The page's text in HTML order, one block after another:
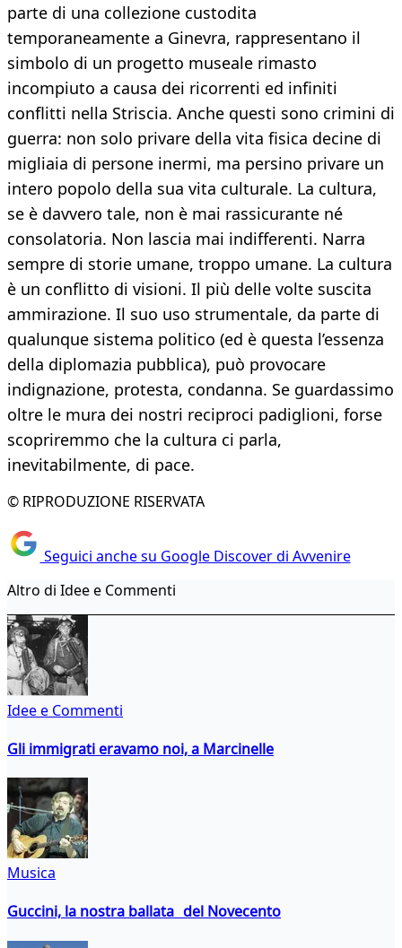
parte di una collezione custodita
temporaneamente a Ginevra, rappresentano il
simbolo di un progetto museale rimasto
incompiuto a causa dei ricorrenti ed infiniti
conflitti nella Striscia. Anche questi sono crimini di
guerra: non solo privare della vita fisica decine di
migliaia di persone inermi, ma persino privare un
intero popolo della sua vita culturale. La cultura,
se è davvero tale, non è mai rassicurante né
consolatoria. Non lascia mai indifferenti. Narra
sempre di storie umane, troppo umane. La cultura
è un conflitto di visioni. Il più delle volte suscita
ammirazione. Il suo uso strumentale, da parte di
qualunque sistema politico (ed è questa l’essenza
della diplomazia pubblica), può provocare
indignazione, protesta, condanna. Se guardassimo
oltre le mura dei nostri reciproci padiglioni, forse
scopriremmo che la cultura ci parla,
inevitabilmente, di pace.
© RIPRODUZIONE RISERVATA
Seguici anche su Google Discover di Avvenire
Altro di Idee e Commenti
Idee e Commenti
Gli immigrati eravamo noi, a Marcinelle
Musica
Guccini, la nostra ballata del Novecento